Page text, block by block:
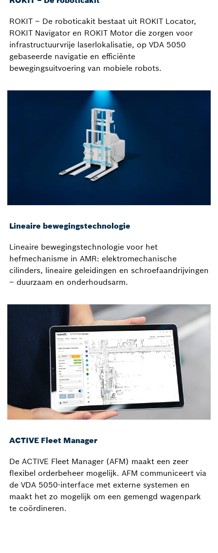
ROKIT – De roboticakit bestaat uit ROKIT Locator,
ROKIT Navigator en ROKIT Motor die zorgen voor
infrastructuurvrije laserlokalisatie, op VDA 5050
gebaseerde navigatie en efficiënte
bewegingsuitvoering van mobiele robots.
Lineaire bewegingstechnologie
Lineaire bewegingstechnologie voor het
hefmechanisme in AMR: elektromechanische
cilinders, lineaire geleidingen en schroefaandrijvingen
– duurzaam en onderhoudsarm.
ACTIVE Fleet Manager
De ACTIVE Fleet Manager (AFM) maakt een zeer
flexibel orderbeheer mogelijk. AFM communiceert via
de VDA 5050-interface met externe systemen en
maakt het zo mogelijk om een gemengd wagenpark
te coördineren.